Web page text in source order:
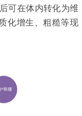
可在体内转化为维
化增生、粗糙等现